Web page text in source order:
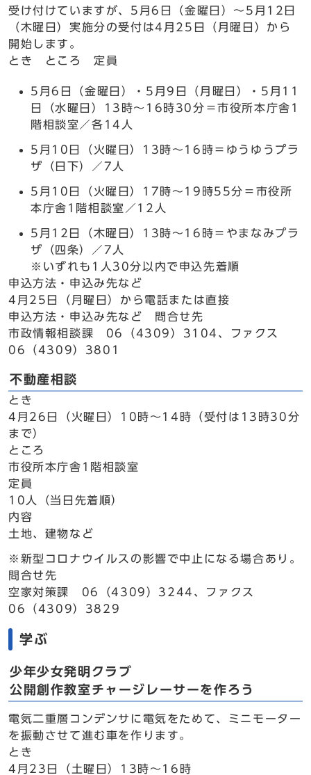
受け付けていますが、5月6日（金曜日）～5月12日
（木曜日）実施分の受付は4月25日（月曜日）から
開始します。
とき ところ 定員
5月6日（金曜日）・5月9日（月曜日）・5月11
日（水曜日）13時～16時30分＝市役所本庁舎1
階相談室／各14人
5月10日（火曜日）13時～16時＝ゆうゆうプラ
ザ（日下）／7人
5月10日（火曜日）17時～19時55分＝市役所
本庁舎1階相談室／12人
5月12日（木曜日）13時～16時＝やまなみプラ
ザ（四条）／7人
※いずれも1人30分以内で申込先着順
申込方法・申込み先など
4月25日（月曜日）から電話または直接
申込方法・申込み先など 問合せ先
市政情報相談課 06（4309）3104、ファクス
06（4309）3801
不動産相談
とき
4月26日（火曜日）10時～14時（受付は13時30分
まで）
ところ
市役所本庁舎1階相談室
定員
10人（当日先着順）
内容
土地、建物など
※新型コロナウイルスの影響で中止になる場合あり。
問合せ先
空家対策課 06（4309）3244、ファクス
06（4309）3829
学ぶ
少年少女発明クラブ
公開創作教室チャージレーサーを作ろう
電気二重層コンデンサに電気をためて、ミニモーター
を振動させて進む車を作ります。
とき
4月23日（土曜日）13時～16時